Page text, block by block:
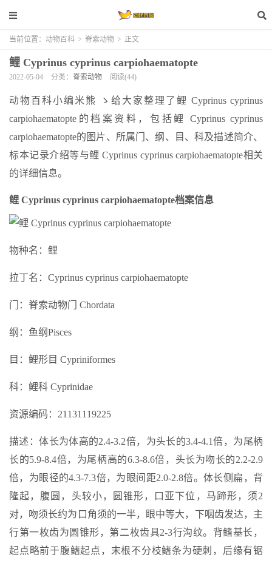
当前位置： 动物百科 > 脊索动物 > 正文
鲤 Cyprinus cyprinus carpiohaematopte
2022-05-04 分类： 脊索动物 阅读(44)
动物百科小编米熊 ゝ给大家整理了鲤 Cyprinus cyprinus
carpiohaematopte的档案资料，包括鲤 Cyprinus cyprinus
carpiohaematopte的图片、所属门、纲、目、科及描述简介、
标本记录介绍等与鲤 Cyprinus cyprinus carpiohaematopte相关
的详细信息。
鲤 Cyprinus cyprinus carpiohaematopte档案信息
物种名：鲤
拉丁名：Cyprinus cyprinus carpiohaematopte
门：脊索动物门 Chordata
纲：鱼纲Pisces
目：鲤形目 Cypriniformes
科：鲤科 Cyprinidae
资源编码：21131119225
描述：体长为体高的2.4-3.2倍，为头长的3.4-4.1倍，为尾柄
长的5.9-8.4倍，为尾柄高的6.3-8.6倍，头长为吻长的2.2-2.9
倍，为眼径的4.3-7.3倍，为眼间距2.0-2.8倍。体长侧扁，背
隆起，腹圆，头较小，圆锥形，口亚下位，马蹄形，须2
对，吻须长约为口角须的一半，眼中等大，下咽齿发达，主
行第一枚齿为圆锥形，第二枚齿具2-3行沟纹。背鳍基长，
起点略前于腹鳍起点，末根不分枝鳍条为硬刺，后缘有锯